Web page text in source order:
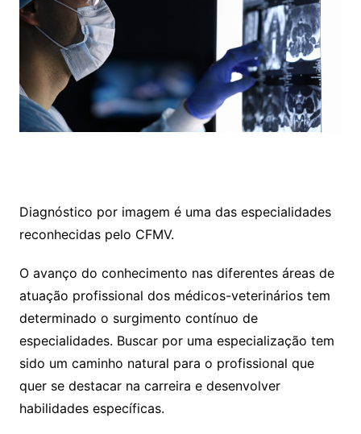
Diagnóstico por imagem é uma das especialidades
reconhecidas pelo CFMV.
O avanço do conhecimento nas diferentes áreas de
atuação profissional dos médicos-veterinários tem
determinado o surgimento contínuo de
especialidades. Buscar por uma especialização tem
sido um caminho natural para o profissional que
quer se destacar na carreira e desenvolver
habilidades específicas.